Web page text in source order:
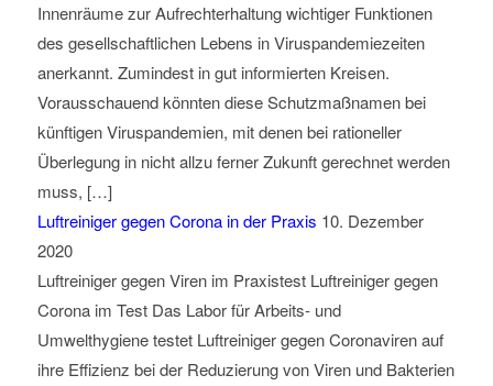
Innenräume zur Aufrechterhaltung wichtiger Funktionen
des gesellschaftlichen Lebens in Viruspandemiezeiten
anerkannt. Zumindest in gut informierten Kreisen.
Vorausschauend könnten diese Schutzmaßnamen bei
künftigen Viruspandemien, mit denen bei rationeller
Überlegung in nicht allzu ferner Zukunft gerechnet werden
muss, […]
Luftreiniger gegen Corona in der Praxis 10. Dezember
2020
Luftreiniger gegen Viren im Praxistest Luftreiniger gegen
Corona im Test Das Labor für Arbeits- und
Umwelthygiene testet Luftreiniger gegen Coronaviren auf
ihre Effizienz bei der Reduzierung von Viren und Bakterien